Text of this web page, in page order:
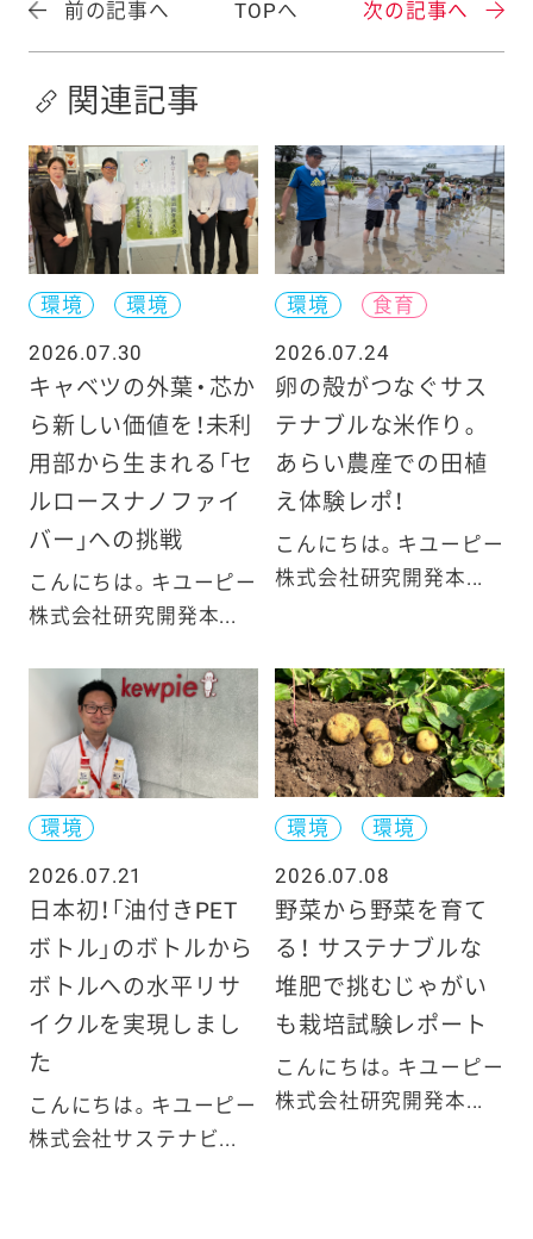
前の記事へ TOPへ 次の記事へ
関連記事
環境
環境
2026.07.30
キャベツの外葉・芯か
ら新しい価値を！未利
用部から生まれる「セ
ルロースナノファイ
バー」への挑戦
こんにちは。キユーピー
株式会社研究開発本...
環境
食育
2026.07.24
卵の殻がつなぐサス
テナブルな米作り。
あらい農産での田植
え体験レポ！
こんにちは。キユーピー
株式会社研究開発本...
環境
2026.07.21
日本初！「油付きPET
ボトル」のボトルから
ボトルへの水平リサ
イクルを実現しまし
た
こんにちは。キユーピー
株式会社サステナビ...
環境
環境
2026.07.08
野菜から野菜を育て
る！ サステナブルな
堆肥で挑むじゃがい
も栽培試験レポート
こんにちは。キユーピー
株式会社研究開発本...